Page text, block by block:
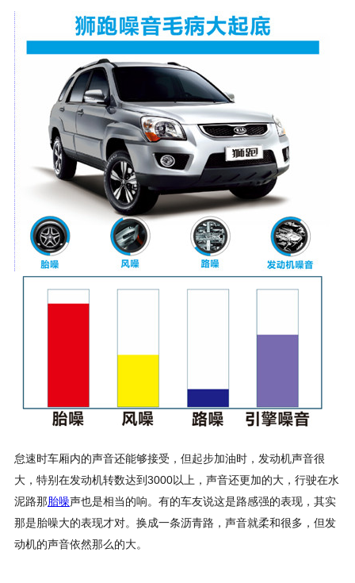
怠速时车厢内的声音还能够接受，但起步加油时，发动机声音很
大，特别在发动机转数达到3000以上，声音还更加的大，行驶在水
泥路那胎噪声也是相当的响。有的车友说这是路感强的表现，其实
那是胎噪大的表现才对。换成一条沥青路，声音就柔和很多，但发
动机的声音依然那么的大。